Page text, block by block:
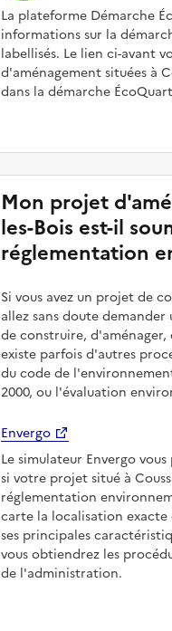
La plateforme Démarche
informations sur la
labellisés. Le lien ci-avant
d'aménagement situées à
dans la démarche
Mon projet
les-Bois est-il
réglementation
Si vous avez un projet de
allez sans doute
de construire,
existe parfois d'autres
du code de
2000, ou l'évaluation
Envergo
Le simulateur Envergo
si votre projet situé à
réglementation
carte la localisation
ses principales
vous obtiendrez les
de l'administration.